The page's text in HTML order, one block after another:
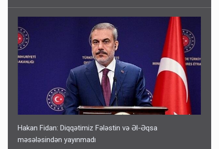
Hakan Fidan: Diqqətimiz Fələstin və Əl-Əqsa
məsələsindən yayınmadı